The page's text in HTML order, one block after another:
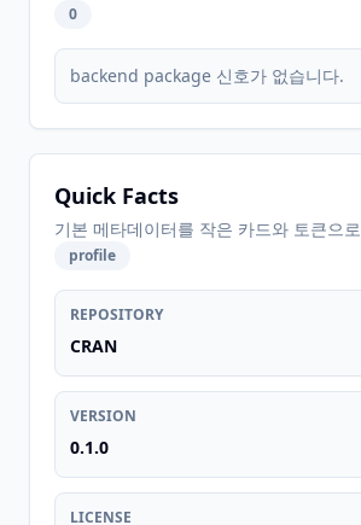
0
backend package 신호가 없습니다.
Quick Facts
기본 메타데이터를 작은 카드와 토큰으
profile
REPOSITORY
CRAN
VERSION
0.1.0
LICENSE